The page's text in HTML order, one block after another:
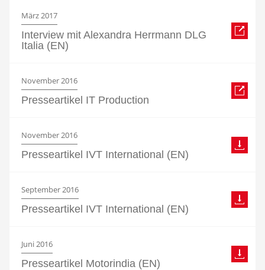
März 2017
Interview mit Alexandra Herrmann DLG
Italia (EN)
November 2016
Presseartikel IT Production
November 2016
Presseartikel IVT International (EN)
September 2016
Presseartikel IVT International (EN)
Juni 2016
Presseartikel Motorindia (EN)